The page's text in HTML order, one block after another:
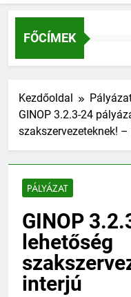
FŐCÍMEK
Kezdőoldal
GINOP 3.2.3-24
szakszervezeteknek! –
PÁLYÁZAT
GINOP
lehetőség
interjú